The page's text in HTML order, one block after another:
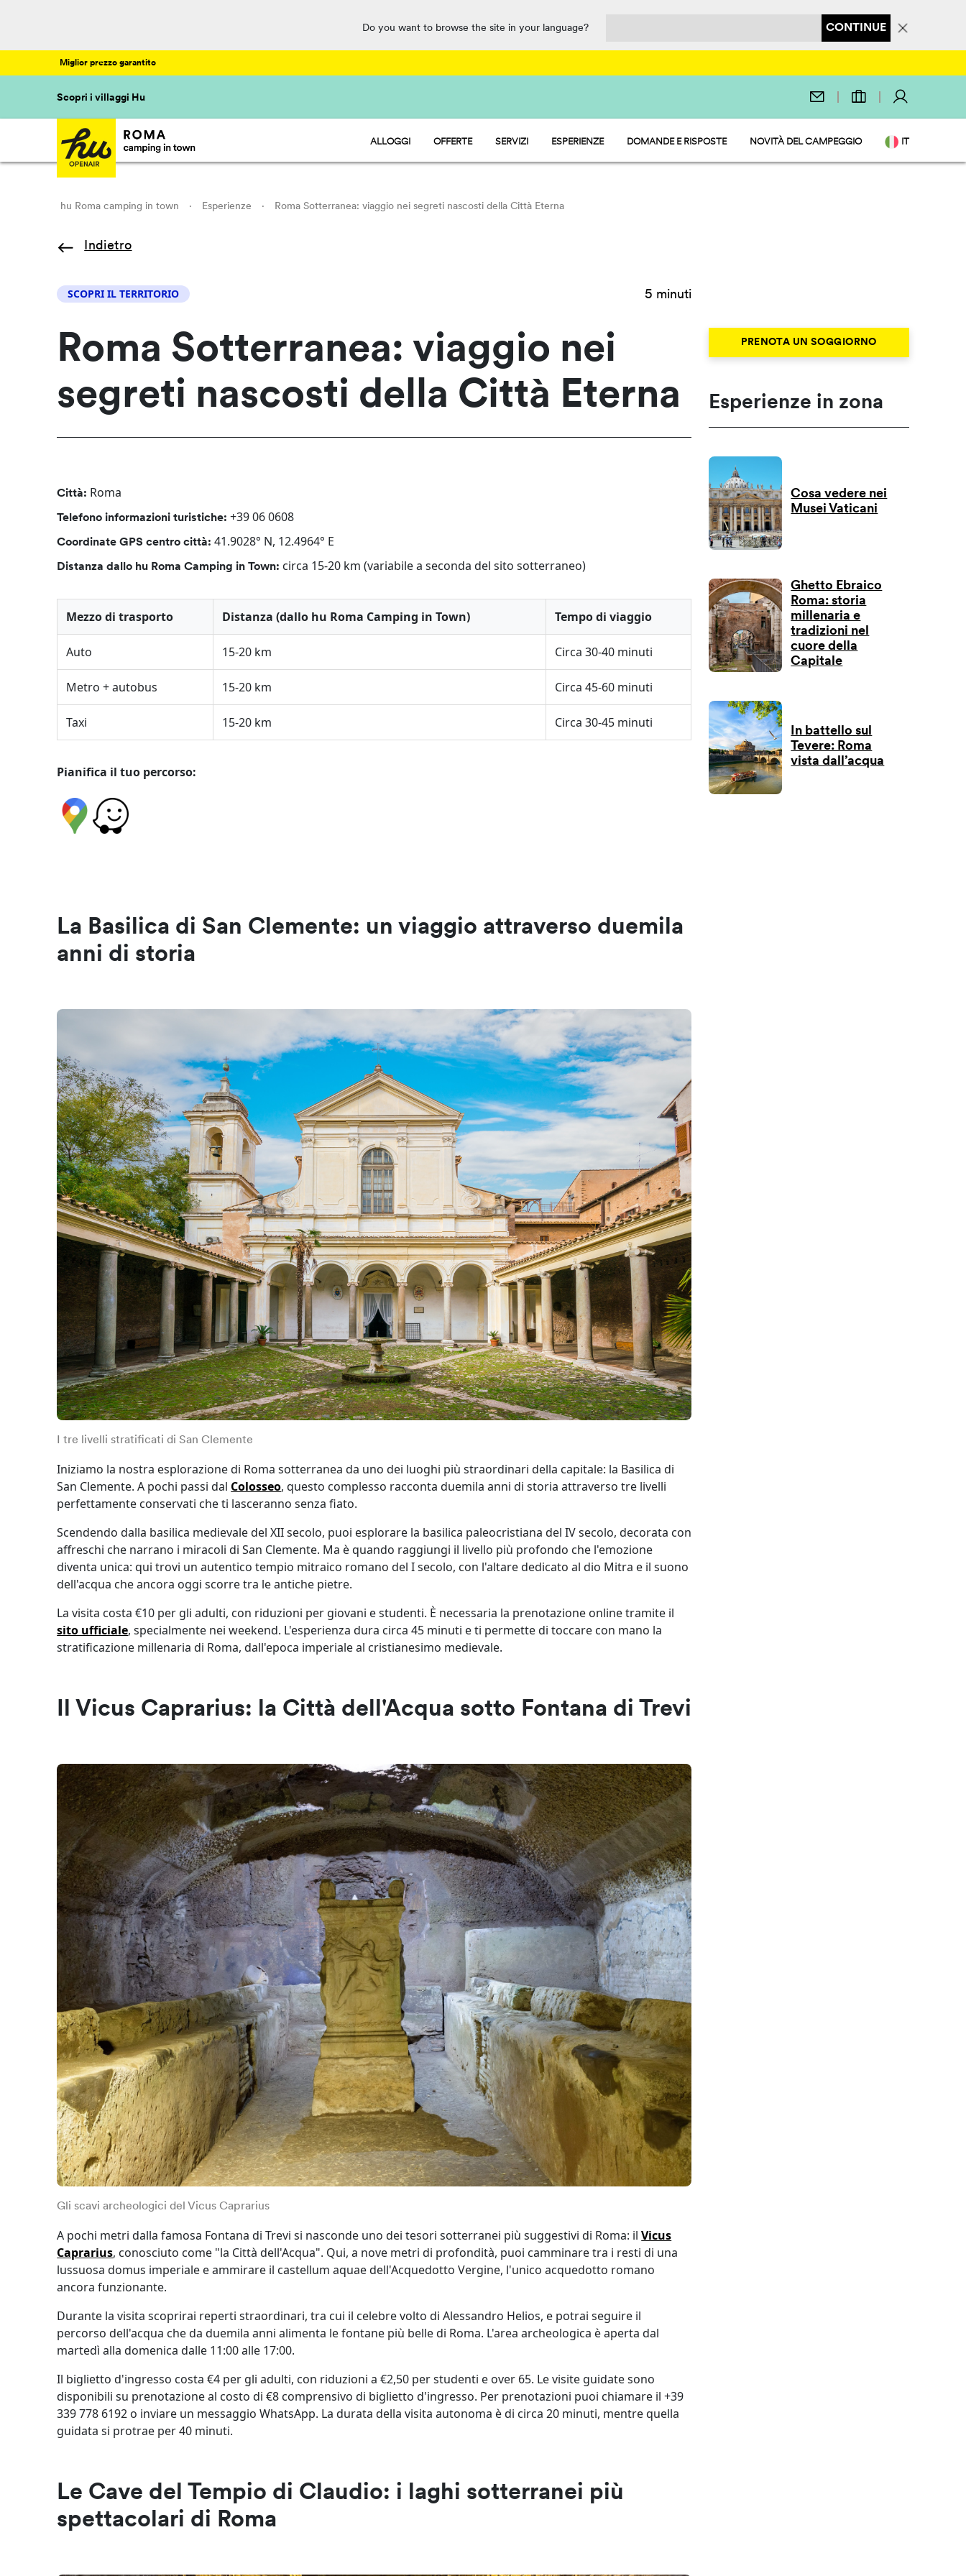
Do you want to browse the site in your language? CONTINUE
Miglior prezzo garantito
Scopri i villaggi Hu
ALLOGGI
HU CAMP - PIAZZOLE
OFFERTE SERVIZI
SPORT E DIVERTIMENTO
PET FRIENDLY
ESPERIENZE DOMANDE E RISPOSTE NOVITÀ DEL CAMPEGGIO IT
hu Roma camping in town · Esperienze · Roma Sotterranea: viaggio nei segreti nascosti della Città Eterna
Indietro
SCOPRI IL TERRITORIO 5 minuti
Roma Sotterranea: viaggio nei
segreti nascosti della Città Eterna
Città: Roma
Telefono informazioni turistiche: +39 06 0608
Coordinate GPS centro città: 41.9028° N, 12.4964° E
Distanza dallo hu Roma Camping in Town: circa 15-20 km (variabile a seconda del sito sotterraneo)
Mezzo di trasporto Distanza (dallo hu Roma Camping in Town) Tempo di viaggio
Auto 15-20 km Circa 30-40 minuti
Metro + autobus 15-20 km Circa 45-60 minuti
Taxi 15-20 km Circa 30-45 minuti
Pianifica il tuo percorso:
La Basilica di San Clemente: un viaggio attraverso duemila
anni di storia
I tre livelli stratificati di San Clemente
Iniziamo la nostra esplorazione di Roma sotterranea da uno dei luoghi più straordinari della capitale: la Basilica di
San Clemente. A pochi passi dal Colosseo, questo complesso racconta duemila anni di storia attraverso tre livelli
perfettamente conservati che ti lasceranno senza fiato.
Scendendo dalla basilica medievale del XII secolo, puoi esplorare la basilica paleocristiana del IV secolo, decorata con
affreschi che narrano i miracoli di San Clemente. Ma è quando raggiungi il livello più profondo che l'emozione
diventa unica: qui trovi un autentico tempio mitraico romano del I secolo, con l'altare dedicato al dio Mitra e il suono
dell'acqua che ancora oggi scorre tra le antiche pietre.
La visita costa €10 per gli adulti, con riduzioni per giovani e studenti. È necessaria la prenotazione online tramite il
sito ufficiale, specialmente nei weekend. L'esperienza dura circa 45 minuti e ti permette di toccare con mano la
stratificazione millenaria di Roma, dall'epoca imperiale al cristianesimo medievale.
Il Vicus Caprarius: la Città dell'Acqua sotto Fontana di Trevi
Gli scavi archeologici del Vicus Caprarius
A pochi metri dalla famosa Fontana di Trevi si nasconde uno dei tesori sotterranei più suggestivi di Roma: ilVicus
Caprarius, conosciuto come "la Città dell'Acqua". Qui, a nove metri di profondità, puoi camminare tra i resti di una
lussuosa domus imperiale e ammirare il castellum aquae dell'Acquedotto Vergine, l'unico acquedotto romano
ancora funzionante.
Durante la visita scoprirai reperti straordinari, tra cui il celebre volto di Alessandro Helios, e potrai seguire il
percorso dell'acqua che da duemila anni alimenta le fontane più belle di Roma. L'area archeologica è aperta dal
martedì alla domenica dalle 11:00 alle 17:00.
Il biglietto d'ingresso costa €4 per gli adulti, con riduzioni a €2,50 per studenti e over 65. Le visite guidate sono
disponibili su prenotazione al costo di €8 comprensivo di biglietto d'ingresso. Per prenotazioni puoi chiamare il +39
339 778 6192 o inviare un messaggio WhatsApp. La durata della visita autonoma è di circa 20 minuti, mentre quella
guidata si protrae per 40 minuti.
Le Cave del Tempio di Claudio: i laghi sotterranei più
spettacolari di Roma
PRENOTA UN SOGGIORNO
Esperienze in zona
Cosa vedere nei
Musei Vaticani
Ghetto Ebraico
Roma: storia
millenaria e
tradizioni nel
cuore della
Capitale
In battello sul
Tevere: Roma
vista dall’acqua